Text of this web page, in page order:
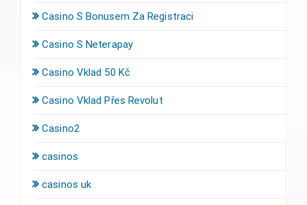
Casino S Bonusem Za Registraci
Casino S Neterapay
Casino Vklad 50 Kč
Casino Vklad Přes Revolut
Casino2
casinos
casinos uk